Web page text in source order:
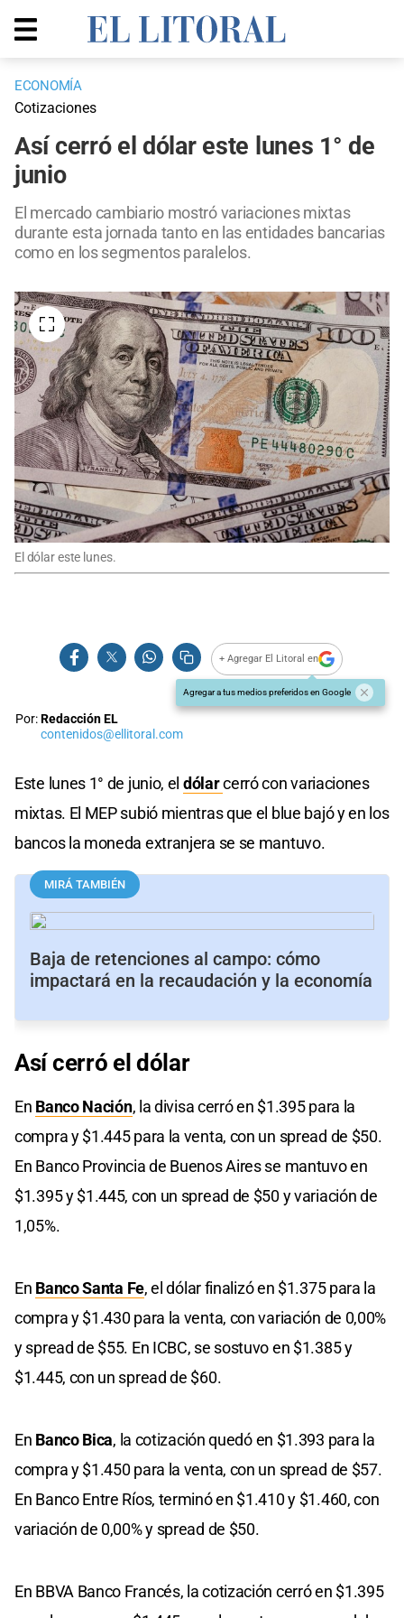
ECONOMÍA
Cotizaciones
Así cerró el dólar este lunes 1° de
junio
El mercado cambiario mostró variaciones mixtas
durante esta jornada tanto en las entidades bancarias
como en los segmentos paralelos.
El dólar este lunes.
+ Agregar El Litoral en
Agregar a tus medios preferidos en Google
Por:Redacción EL
contenidos@ellitoral.com
Este lunes 1° de junio, el dólarcerró con variaciones
mixtas. El MEP subió mientras que el blue bajó y en los
bancos la moneda extranjera se se mantuvo.
MIRÁ TAMBIÉN
Baja de retenciones al campo: cómo
impactará en la recaudación y la economía
Así cerró el dólar
En Banco Nación, la divisa cerró en $1.395 para la
compra y $1.445 para la venta, con un spread de $50.
En Banco Provincia de Buenos Aires se mantuvo en
$1.395 y $1.445, con un spread de $50 y variación de
1,05%.
En Banco Santa Fe, el dólar finalizó en $1.375 para la
compra y $1.430 para la venta, con variación de 0,00%
y spread de $55. En ICBC, se sostuvo en $1.385 y
$1.445, con un spread de $60.
En Banco Bica, la cotización quedó en $1.393 para la
compra y $1.450 para la venta, con un spread de $57.
En Banco Entre Ríos, terminó en $1.410 y $1.460, con
variación de 0,00% y spread de $50.
En BBVA Banco Francés, la cotización cerró en $1.395